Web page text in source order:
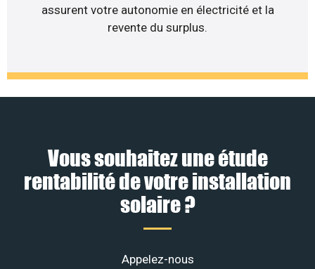
assurent votre autonomie en électricité et la
revente du surplus.
Vous souhaitez une étude
rentabilité de votre installation
solaire ?
Appelez-nous